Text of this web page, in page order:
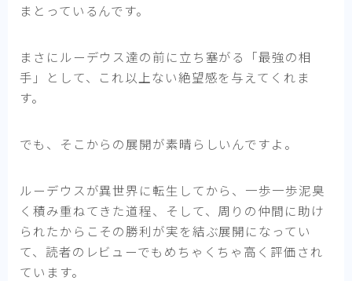
まとっているんです。
まさにルーデウス達の前に立ち塞がる「最強の相
手」として、これ以上ない絶望感を与えてくれま
す。
でも、そこからの展開が素晴らしいんですよ。
ルーデウスが異世界に転生してから、一歩一歩泥臭
く積み重ねてきた道程、そして、周りの仲間に助け
られたからこその勝利が実を結ぶ展開になってい
て、読者のレビューでもめちゃくちゃ高く評価され
ています。